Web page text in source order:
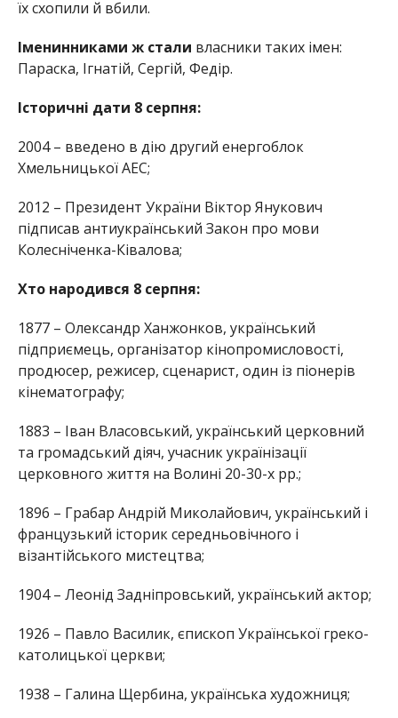
їх схопили й вбили.
Іменинниками ж стали власники таких імен:
Параска, Ігнатій, Сергій, Федір.
Історичні дати 8 серпня:
2004 – введено в дію другий енергоблок
Хмельницької АЕС;
2012 – Президент України Віктор Янукович
підписав антиукраїнський Закон про мови
Колесніченка-Ківалова;
Хто народився 8 серпня:
1877 – Олександр Ханжонков, український
підприємець, організатор кінопромисловості,
продюсер, режисер, сценарист, один із піонерів
кінематографу;
1883 – Іван Власовський, український церковний
та громадський діяч, учасник українізації
церковного життя на Волині 20-30-х рр.;
1896 – Грабар Андрій Миколайович, український і
французький історик середньовічного і
візантійського мистецтва;
1904 – Леонід Задніпровський, український актор;
1926 – Павло Василик, єпископ Української греко-
католицької церкви;
1938 – Галина Щербина, українська художниця;